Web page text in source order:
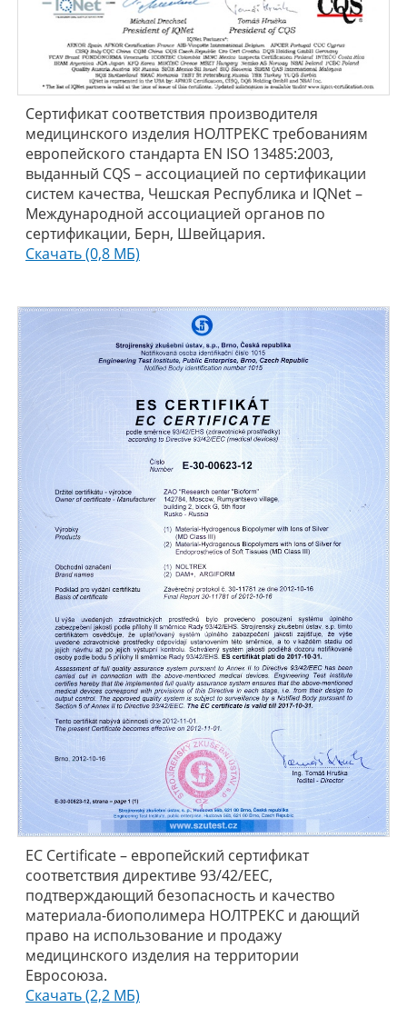
Сертификат соответствия производителя
медицинского изделия НОЛТРЕКС требованиям
европейского стандарта EN ISO 13485:2003,
выданный CQS – ассоциацией по сертификации
систем качества, Чешская Республика и IQNet –
Международной ассоциацией органов по
сертификации, Берн, Швейцария.
Скачать (0,8 МБ)
EC Certificate – европейский сертификат
соответствия директиве 93/42/EEC,
подтверждающий безопасность и качество
материала-биополимера НОЛТРЕКС и дающий
право на использование и продажу
медицинского изделия на территории
Евросоюза.
Скачать (2,2 МБ)